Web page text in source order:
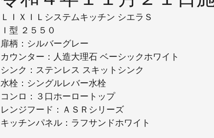
ＬＩＸＩＬシステムキッチン シエラＳ
Ｉ型 ２５５０
扉柄：シルバーグレー
カウンター：人造大理石 ベーシックホワイト
シンク：ステンレス スキットシンク
水栓：シングルレバー水栓
コンロ：３口ホーロートップ
レンジフード：ＡＳＲシリーズ
キッチンパネル：ラフサンドホワイト